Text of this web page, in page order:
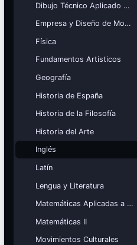
BloquesCalendario
académico
Festivos, vacaciones y fechas
Ver calendario
Mis cursos
¡Nos GUSTA lo que hacemos y se
NOTA!
Bloques
Dibujo Técnico Aplicado a las Artes
Empresa y Diseño de Modelos de Negocio
Física
Fundamentos Artísticos
Geografía
Historia de España
Historia de la Filosofía
Historia del Arte
Inglés
Latín
Lengua y Literatura
Matemáticas Aplicadas a las Ciencias Sociales
Matemáticas II
Movimientos Culturales